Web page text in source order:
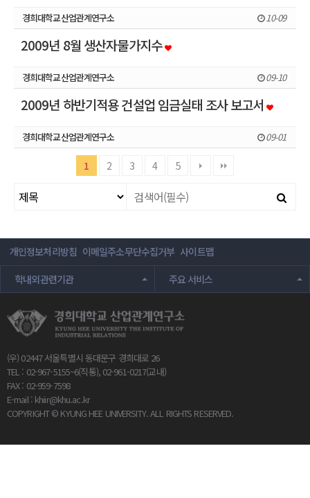
경희대학교산업관계연구소 10-09
2009년 8월 생산자물가지수
경희대학교산업관계연구소 09-10
2009년 하반기적용 건설업 임금실태 조사 보고서
경희대학교산업관계연구소 09-01
1 2 3 4 5
개인정보처리방침 이메일주소무단수집거부 사이트맵
학내외관련기관
주요 서비스
(우) 02447 서울특별시 동대문구 경희대로 26
TEL : 02-967-5155~6(직통), 02-961-0217(교내)
FAX : 02-959-7598
E-mail : khiir@khu.ac.kr
COPYRIGHT © KYUNG HEE UNIVERSITY. ALL RIGHTS RESERVED.